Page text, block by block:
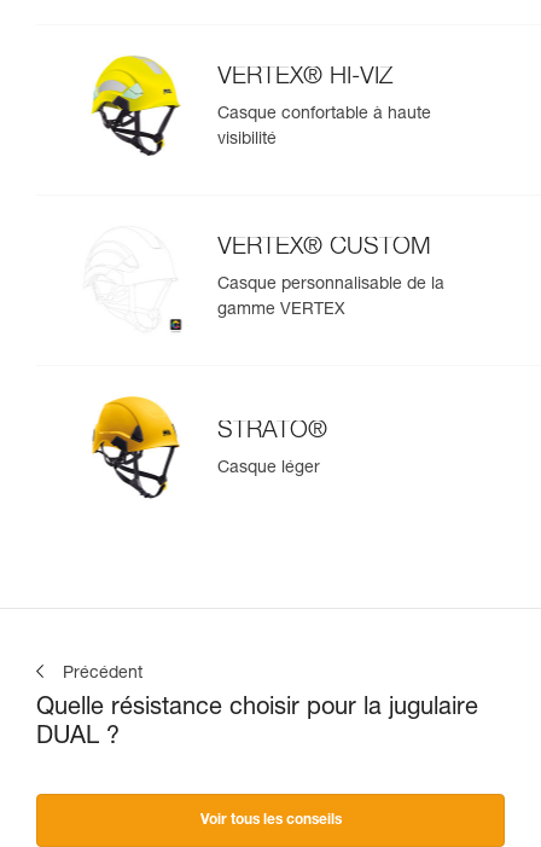
VERTEX® HI-VIZ
Casque confortable à haute
visibilité
VERTEX® CUSTOM
Casque personnalisable de la
gamme VERTEX
STRATO®
Casque léger
Précédent
Quelle résistance choisir pour la jugulaire
DUAL ?
Voir tous les conseils